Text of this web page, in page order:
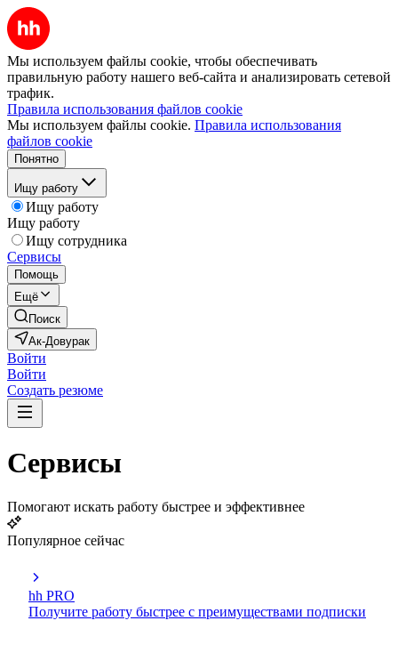
Мы используем файлы cookie, чтобы обеспечивать
правильную работу нашего веб-сайта и анализировать сетевой
трафик.
Правила использования файлов cookie
Мы используем файлы cookie. Правила использования
файлов cookie
Понятно
Ищу работу
Ищу работу
Ищу работу
Ищу сотрудника
Сервисы
Помощь
Ещё
Поиск
Ак-Довурак
Войти
Войти
Создать резюме
Сервисы
Помогают искать работу быстрее и эффективнее
Популярное сейчас
hh PRO
Получите работу быстрее с преимуществами подписки